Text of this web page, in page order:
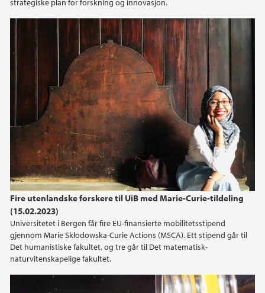
strategiske plan for forskning og innovasjon.
Fire utenlandske forskere til UiB med Marie-Curie-tildeling
(15.02.2023)
Universitetet i Bergen får fire EU-finansierte mobilitetsstipend
gjennom Marie Skłodowska-Curie Actions (MSCA). Ett stipend går til
Det humanistiske fakultet, og tre går til Det matematisk-
naturvitenskapelige fakultet.
2019
2018
2017
2016
2015
2014